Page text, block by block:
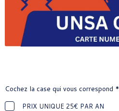
Cochez la case qui vous correspond *
PRIX UNIQUE 25€ PAR AN